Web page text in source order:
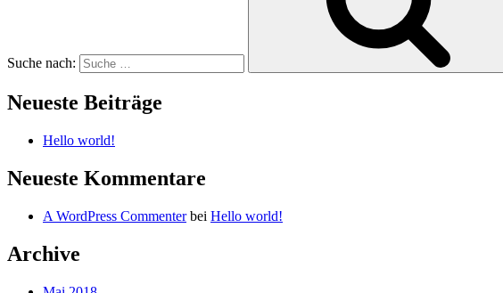
Suche nach:
Neueste Beiträge
Hello world!
Neueste Kommentare
A WordPress Commenterbei Hello world!
Archive